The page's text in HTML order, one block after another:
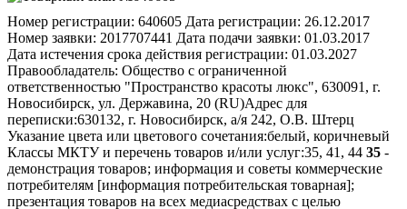
Номер регистрации: 640605 Дата регистрации: 26.12.2017
Номер заявки: 2017707441 Дата подачи заявки: 01.03.2017
Дата истечения срока действия регистрации: 01.03.2027
Правообладатель: Общество с ограниченной
ответственностью "Пространство красоты люкс", 630091, г.
Новосибирск, ул. Державина, 20 (RU)Адрес для
переписки:630132, г. Новосибирск, а/я 242, О.В. Штерц
Указание цвета или цветового сочетания:белый, коричневый
Классы МКТУ и перечень товаров и/или услуг:35, 41, 44 35 -
демонстрация товаров; информация и советы коммерческие
потребителям [информация потребительская товарная];
презентация товаров на всех медиасредствах с целью